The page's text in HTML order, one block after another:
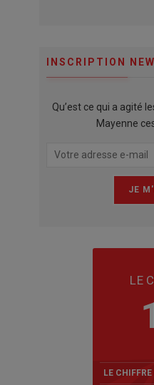
INSCRIPTION
Qu’est ce qui a agité
Mayenne
LE
LE